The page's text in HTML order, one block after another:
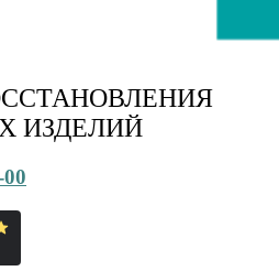
ИЗДЕЛИЙ